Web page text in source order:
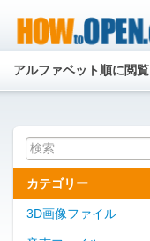
アルファベット順に閲覧
カテゴリー
3D画像ファイル